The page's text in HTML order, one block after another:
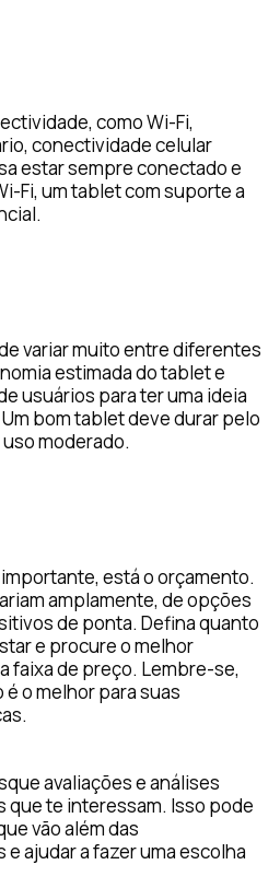
como Wi-Fi,
conectividade celular
estar sempre conectado e
Fi, um tablet com suporte a
variar muito entre diferentes
estimada do tablet e
usuários para ter uma ideia
bom tablet deve durar pelo
moderado.
está o orçamento.
amplamente, de opções
de ponta. Defina quanto
e procure o melhor
faixa de preço. Lembre-se,
o melhor para suas
avaliações e análises
que te interessam. Isso pode
vão além das
ajudar a fazer uma escolha